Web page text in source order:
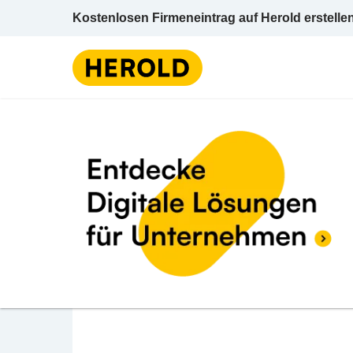
Kostenlosen Firmeneintrag auf Herold
Juwelen,
BEWERTUNG ABGEBEN
Eugen Ritter
Schmiedgasse 6 6800 Feldkirch Feldkirch
Juwelen, Gold- u Silberwaren / Einzelhandel